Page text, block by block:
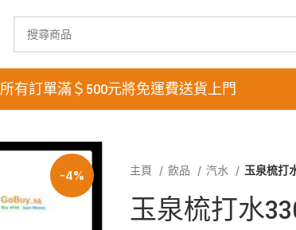
所有訂單滿＄500元將免運費送貨上門
-4% 主頁 飲品 汽水 玉泉梳打
玉泉梳打水